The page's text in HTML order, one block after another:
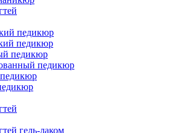
педикюр
педикюр
педикюр
педикюр
гель-лаком